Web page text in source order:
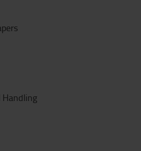
Handling